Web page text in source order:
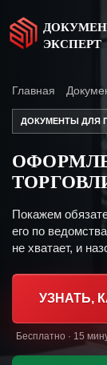
ЭКСПЕРТ
Главная
ДОКУМЕНТЫ ДЛЯ
Покажем
его по
не хватает, и
УЗНАТЬ,
Бесплатно · 15